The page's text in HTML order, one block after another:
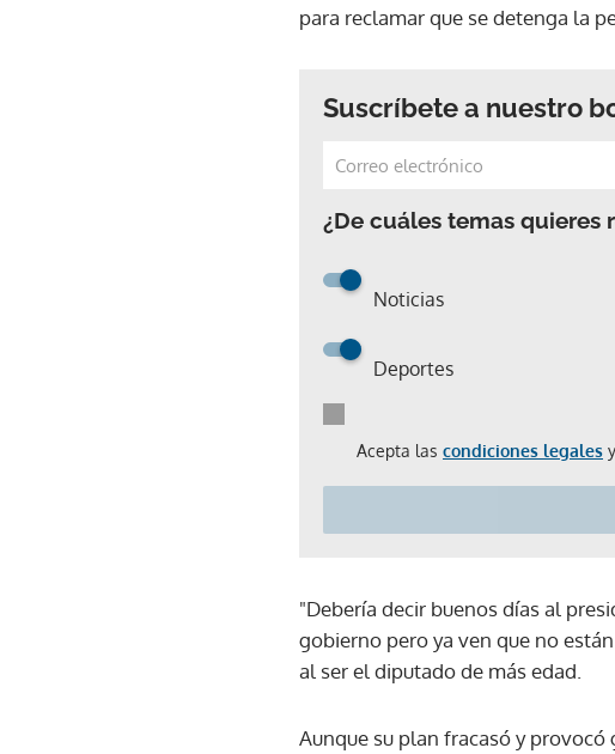
para reclamar que se detenga la
Suscríbete a nuestro
¿De cuáles temas quieres
Noticias
Deportes
Acepta las condiciones legales
"Debería decir buenos días al
gobierno pero ya ven que no
al ser el diputado de más edad.
Aunque su plan fracasó y